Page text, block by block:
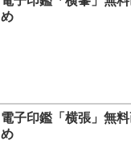
め
電子印鑑「横張」無
め